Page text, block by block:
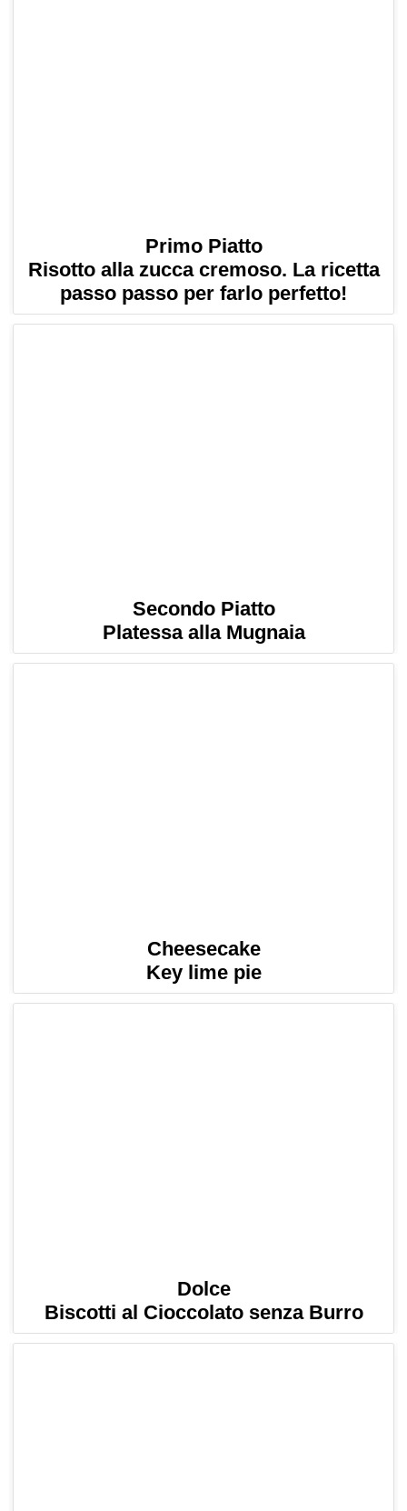
Primo Piatto
Risotto alla zucca cremoso. La ricetta
passo passo per farlo perfetto!
Secondo Piatto
Platessa alla Mugnaia
Cheesecake
Key lime pie
Dolce
Biscotti al Cioccolato senza Burro